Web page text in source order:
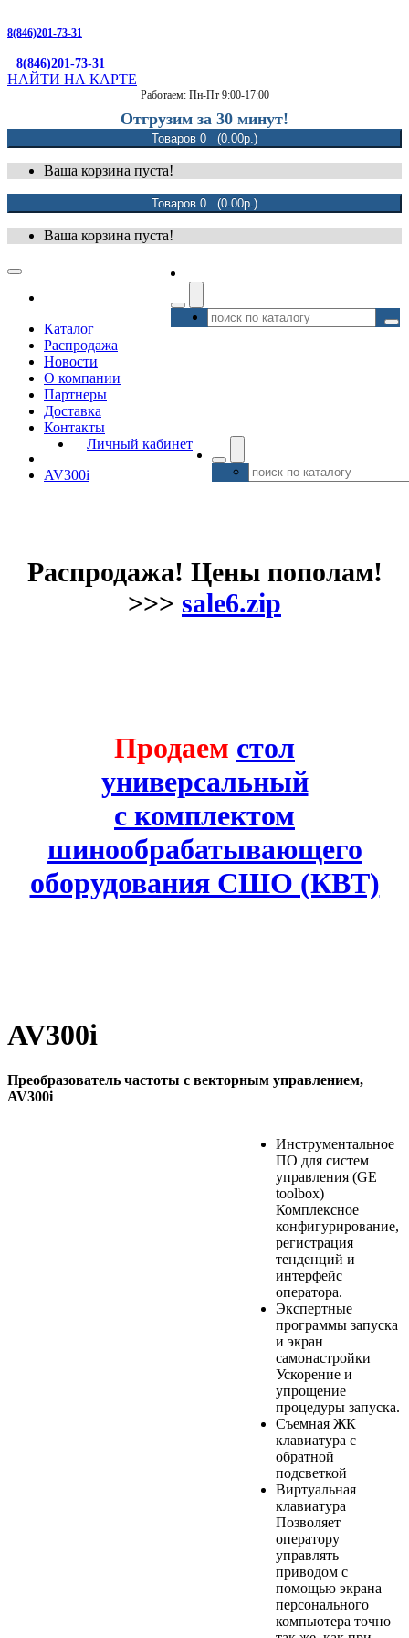
8(846)201-73-31
8(846)201-73-31
НАЙТИ НА КАРТЕ
Работаем: Пн-Пт 9:00-17:00
Отгрузим за 30 минут!
Товаров 0 (0.00р.)
Ваша корзина пуста!
Товаров 0 (0.00р.)
Ваша корзина пуста!
Каталог
Распродажа
Новости
О компании
Партнеры
Доставка
Контакты
Личный кабинет
AV300i
Распродажа! Цены пополам!
>>> sale6.zip
Продаем стол
универсальный
с комплектом
шинообрабатывающего
оборудования СШО (КВТ)
AV300i
Преобразователь частоты с векторным управлением,
AV300i
Инструментальное
ПО для систем
управления (GE
toolbox)
Комплексное
конфигурирование,
регистрация
тенденций и
интерфейс
оператора.
Экспертные
программы запуска
и экран
самонастройки
Ускорение и
упрощение
процедуры запуска.
Съемная ЖК
клавиатура с
обратной
подсветкой
Виртуальная
клавиатура
Позволяет
оператору
управлять
приводом с
помощью экрана
персонального
компьютера точно